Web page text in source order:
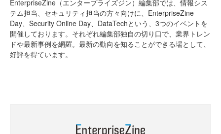
EnterpriseZine（エンタープライズジン）編集部では、情報シス
テム担当、セキュリティ担当の方々向けに、EnterpriseZine
Day、Security Online Day、DataTechという、3つのイベントを
開催しております。それぞれ編集部独自の切り口で、業界トレン
ドや最新事例を網羅。最新の動向を知ることができる場として、
好評を得ています。